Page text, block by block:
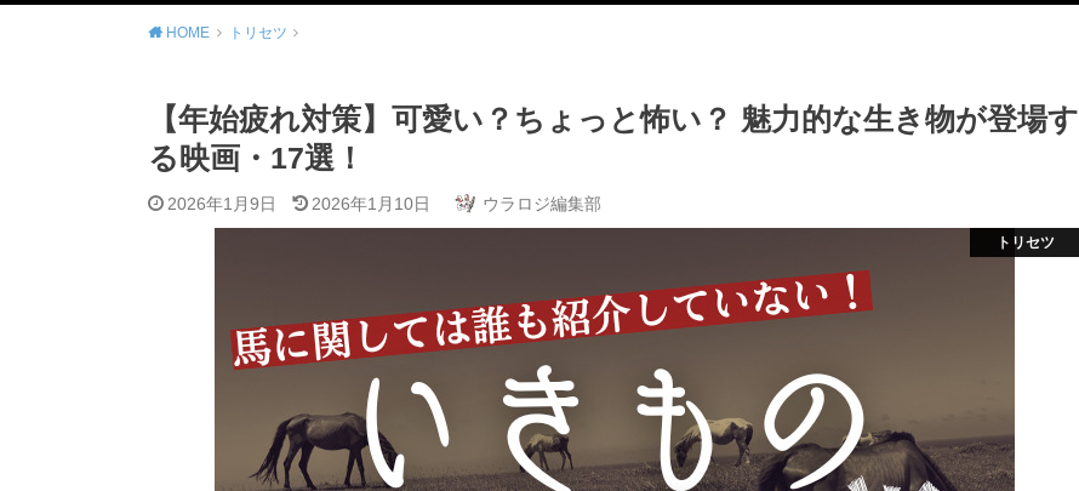
HOME トリセツ
【年始疲れ対策】可愛い？ちょっと怖い？ 魅力的な生き物が登場す
る映画・17選！
2026年1月9日 2026年1月10日 ウラロジ編集部
トリセツ